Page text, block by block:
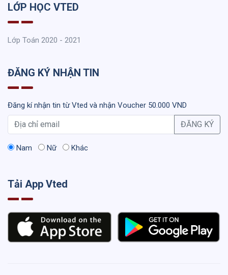
LỚP HỌC VTED
Lớp Toán 2020 - 2021
ĐĂNG KÝ NHẬN TIN
Đăng kí nhận tin từ Vted và nhận Voucher 50.000 VND
ĐĂNG KÝ
Nam Nữ Khác
Tải App Vted